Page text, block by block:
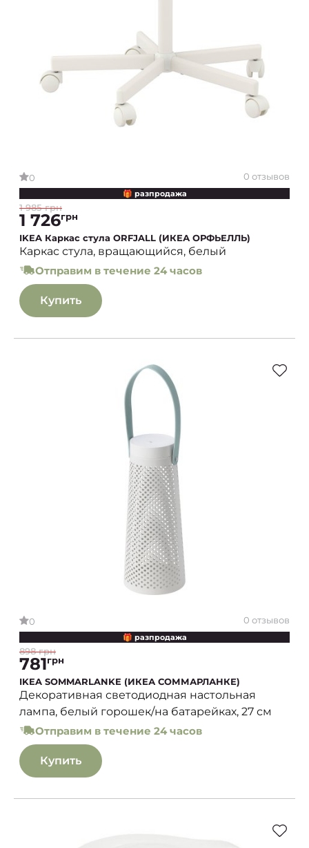
0 0 отзывов
🎁 разпродажа
1 985 грн
1 726грн
IKEA Каркас стула ORFJALL (ИКЕА ОРФЬЕЛЛЬ)
Каркас стула, вращающийся, белый
Отправим в течение 24 часов
Купить
0 0 отзывов
🎁 разпродажа
898 грн
781грн
IKEA SOMMARLANKE (ИКЕА СОММАРЛАНКЕ)
Декоративная светодиодная настольная
лампа, белый горошек/на батарейках, 27 см
Отправим в течение 24 часов
Купить